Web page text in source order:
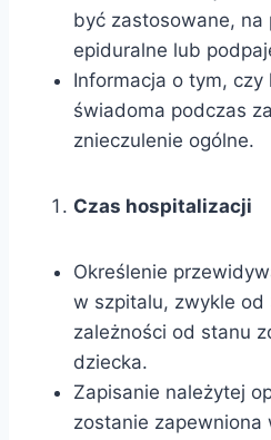
być zastosowane, na
epiduralne lub
Informacja o tym,
świadoma podczas
znieczulenie ogólne.
Czas hospitalizacji
Określenie
w szpitalu, zwykle od
zależności od stanu
dziecka.
Zapisanie należytej
zostanie zapewniona